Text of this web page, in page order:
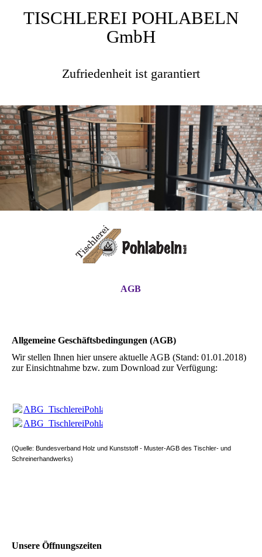
TISCHLEREI POHLABELN
GmbH
Zufriedenheit ist garantiert
AGB
Allgemeine Geschäftsbedingungen (AGB)
Wir stellen Ihnen hier unsere aktuelle AGB (Stand: 01.01.2018)
zur Einsichtnahme bzw. zum Download zur Verfügung:
ABG_TischlereiPohlabeln_20180101.pdf
ABG_TischlereiPohlabeln_20180101.pdf
(Quelle: Bundesverband Holz und Kunststoff - Muster-AGB des Tischler- und
Schreinerhandwerks)
Unsere Öffnungszeiten